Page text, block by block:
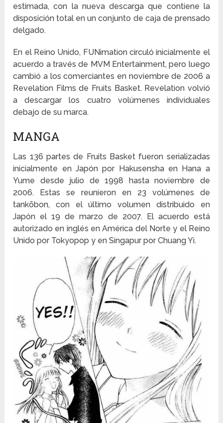
estimada, con la nueva descarga que contiene la
disposición total en un conjunto de caja de prensado
delgado.
En el Reino Unido, FUNimation circuló inicialmente el
acuerdo a través de MVM Entertainment, pero luego
cambió a los comerciantes en noviembre de 2006 a
Revelation Films de Fruits Basket. Revelation volvió
a descargar los cuatro volúmenes individuales
debajo de su marca.
MANGA
Las 136 partes de Fruits Basket fueron serializadas
inicialmente en Japón por Hakusensha en Hana a
Yume desde julio de 1998 hasta noviembre de
2006. Estas se reunieron en 23 volúmenes de
tankōbon, con el último volumen distribuido en
Japón el 19 de marzo de 2007. El acuerdo está
autorizado en inglés en América del Norte y el Reino
Unido por Tokyopop y en Singapur por Chuang Yi.